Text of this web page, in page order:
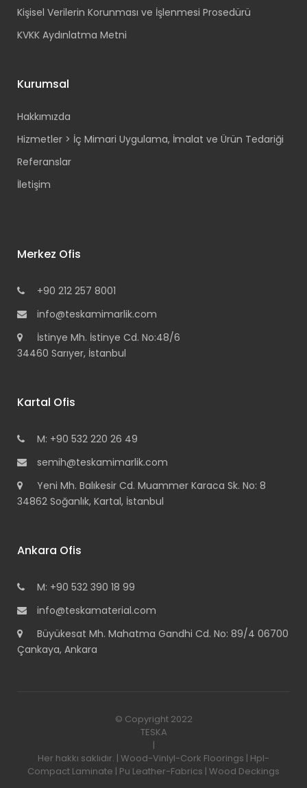
Kişisel Verilerin Korunması ve İşlenmesi Prosedürü
KVKK Aydınlatma Metni
Kurumsal
Hakkımızda
Hizmetler > İç Mimari Uygulama, İmalat ve Ürün Tedariği
Referanslar
İletişim
Merkez Ofis
+90 212 257 8001
info@teskamimarlik.com
İstinye Mh. İstinye Cd. No:48/6
34460 Sarıyer, İstanbul
Kartal Ofis
M: +90 532 220 26 49
semih@teskamimarlik.com
Yeni Mh. Balıkesir Cd. Muammer Karaca Sk. No: 8
34862 Soğanlık, Kartal, İstanbul
Ankara Ofis
M: +90 532 390 18 99
info@teskamaterial.com
Büyükesat Mh. Mahatma Gandhi Cd. No: 89/4 06700
Çankaya, Ankara
© Copyright 2022
TESKA
|
Her hakkı saklıdır. | Wood-Vinlyl-Cork Floorings | Hpl-
Compact Laminate | Pu Leather-Fabrics | Wood Deckings